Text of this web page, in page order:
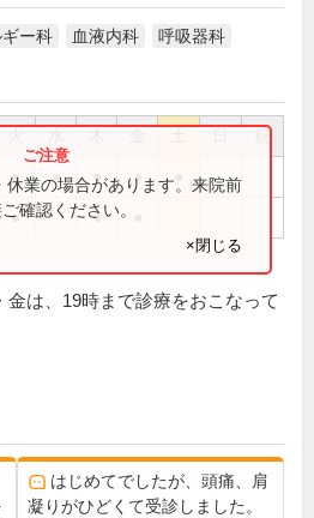
ー科 血液内科 呼吸器科
祝
● ● ● ●
● ●
休業の場合があります。来院前
確認ください。
×閉じる
金は、19時まで診療をおこなって
はじめてでしたが、頭痛、肩
凝りがひどくて受診しました。